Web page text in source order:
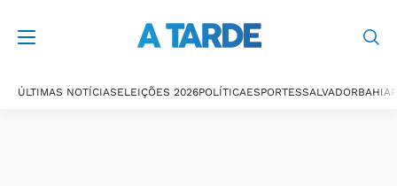
ÚLTIMAS NOTÍCIASELEIÇÕES 2026POLÍTICAESPORTESSALVADORBAHIA